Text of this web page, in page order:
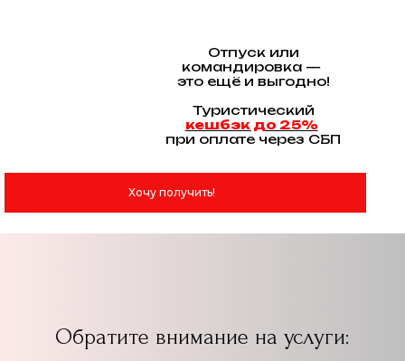
Хочу получить!
Отпуск или
командировка —
это ещё и выгодно!
Туристический
кешбэк до 25%
при оплате через СБП
Обратите внимание на услуги: